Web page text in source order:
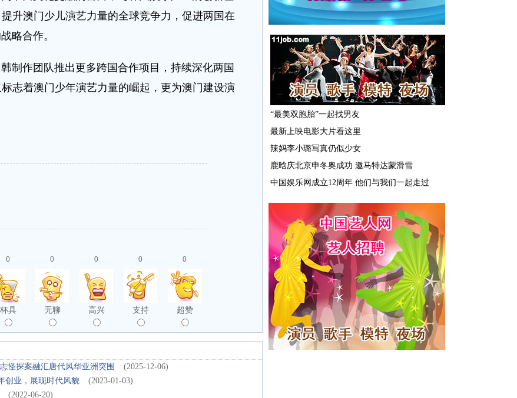
升澳门少儿演艺力量的全球竞争力，促进两国在
略合作。
作团队推出更多跨国合作项目，持续深化两国
志着澳门少年演艺力量的崛起，更为澳门建设演
0
杯具
0
无聊
0
高兴
0
支持
0
超赞
怪探案融汇唐代风华亚洲突围
(2025-12-06)
创业，展现时代风貌
(2023-01-03)
(2022-06-20)